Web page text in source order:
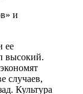
и
ее
высокий.
случаев,
Культура